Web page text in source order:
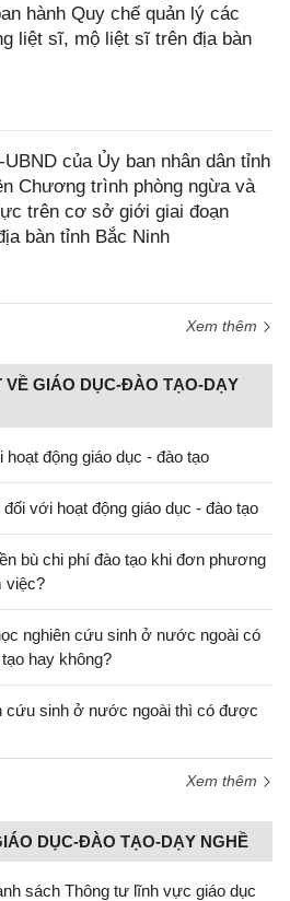
hành Quy chế quản lý các
liệt sĩ, mộ liệt sĩ trên địa bàn
của Ủy ban nhân dân tỉnh
Chương trình phòng ngừa và
trên cơ sở giới giai đoạn
bàn tỉnh Bắc Ninh
Xem thêm
VỀ GIÁO DỤC-ĐÀO TẠO-DẠY
động giáo dục - đào tạo
với hoạt động giáo dục - đào tạo
bù chi phí đào tạo khi đơn phương
việc?
nghiên cứu sinh ở nước ngoài có
hay không?
cứu sinh ở nước ngoài thì có được
Xem thêm
DỤC-ĐÀO TẠO-DẠY NGHỀ
sách Thông tư lĩnh vực giáo dục